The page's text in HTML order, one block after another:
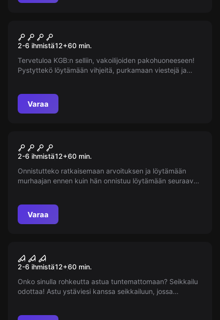
Suosittu
KGB 2.0
2-6 ihmistä12+60 min.
Tervetuloa KGB:n selliin, vakoilijoiden pakohuoneeseen!
Pystyttekö löytämään vihjeitä, purkamaan viestejä ja
Varaa
Suosittu
Nimetön
2-6 ihmistä12+60 min.
Onnistutteko ratkaisemaan arvoituksen ja löytämään
murhaajan ennen kuin hän onnistuu löytämään seuraavan
Varaa
Suosittu
Maniakk 2.0
2-6 ihmistä12+60 min.
Onko sinulla rohkeutta astua tuntemattomaan? Seikkailu
odottaa! Astu ystäviesi kanssa seikkailuun, jossa